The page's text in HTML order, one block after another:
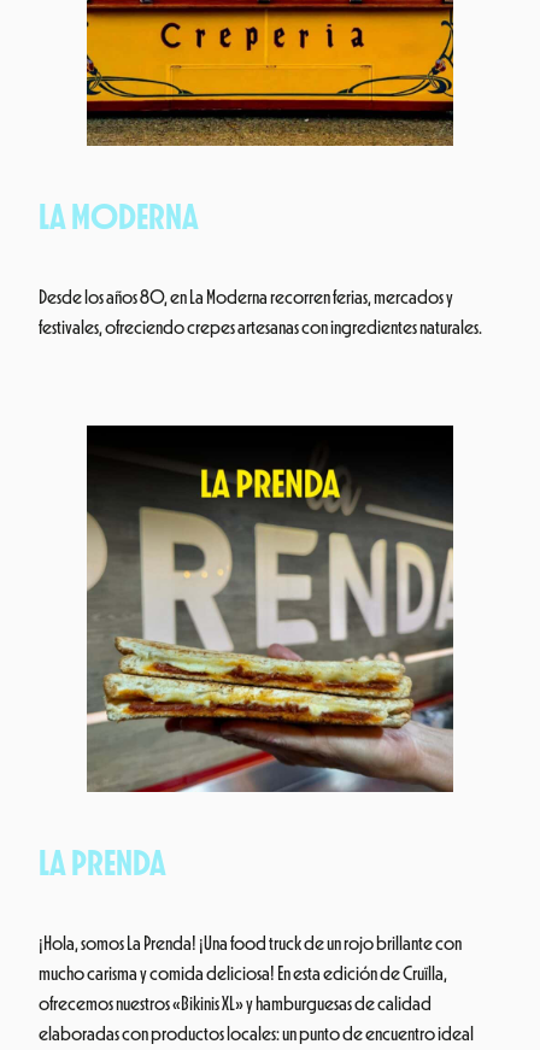
LA MODERNA
Desde los años 80, en La Moderna recorren ferias, mercados y
festivales, ofreciendo crepes artesanas con ingredientes naturales.
LA PRENDA
¡Hola, somos La Prenda! ¡Una food truck de un rojo brillante con
mucho carisma y comida deliciosa! En esta edición de Cruïlla,
ofrecemos nuestros «Bikinis XL» y hamburguesas de calidad
elaboradas con productos locales: un punto de encuentro ideal